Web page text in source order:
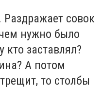
совок
нужно было
кто заставлял?
А потом
то столбы